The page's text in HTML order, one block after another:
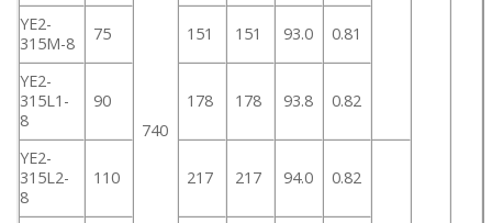
740
YE2-
315M-8
75 151 151 93.0 0.81
YE2-
315L1-
8
90 178 178 93.8 0.82
YE2-
315L2-
8
110 217 217 94.0 0.82